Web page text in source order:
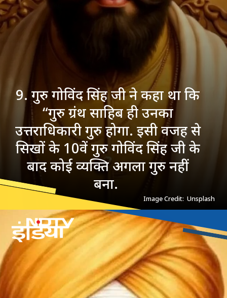
9. गुरु गोविंद सिंह जी ने कहा था कि
“गुरु ग्रंथ साहिब ही उनका
उत्तराधिकारी गुरु होगा. इसी वजह से
सिखों के 10वें गुरु गोविंद सिंह जी के
बाद कोई व्यक्ति अगला गुरु नहीं
बना.
Image Credit: Unsplash